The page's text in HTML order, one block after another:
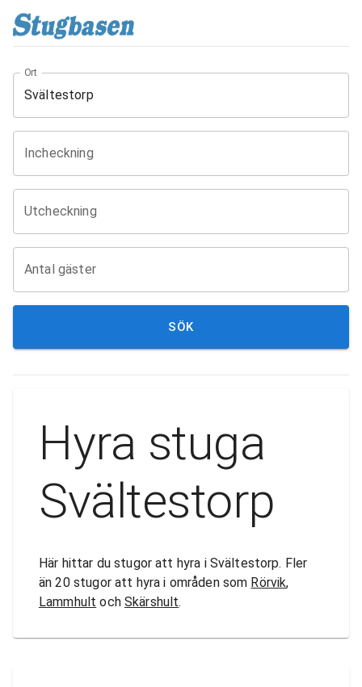
Ort
Incheckning
Utcheckning
Antal gäster
SÖK
Hyra stuga
Svältestorp
Här hittar du stugor att hyra i Svältestorp. Fler
än 20 stugor att hyra i områden som Rörvik,
Lammhult och Skärshult.